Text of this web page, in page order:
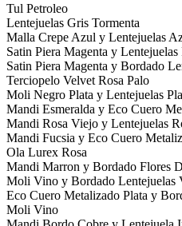
Tul Petroleo
Lentejuelas Gris Tormenta
Malla Crepe Azul y Lentejuelas
Satin Piera Magenta y
Satin Piera Magenta y Bordado
Terciopelo Velvet Rosa Palo
Moli Negro Plata y Lentejuelas
Mandi Esmeralda y Eco Cuero
Mandi Rosa Viejo y Lentejuelas
Mandi Fucsia y Eco Cuero
Ola Lurex Rosa
Mandi Marron y Bordado Flores
Moli Vino y Bordado Lentejuelas
Eco Cuero Metalizado Plata y
Moli Vino